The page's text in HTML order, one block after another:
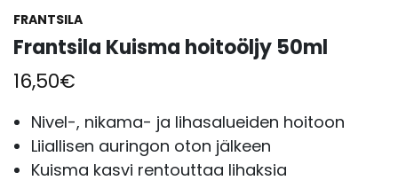
FRANTSILA
Frantsila Kuisma hoitoöljy 50ml
16,50€
Nivel-, nikama- ja lihasalueiden hoitoon
Liiallisen auringon oton jälkeen
Kuisma kasvi rentouttaa lihaksia